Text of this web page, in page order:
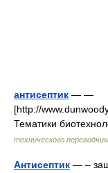
антисептик — —
[http://
Тематики
технического
Антисептик — –